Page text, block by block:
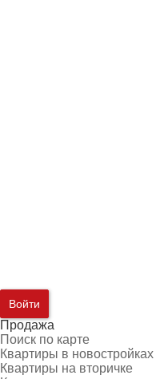
Войти
Продажа
Поиск по карте
Квартиры в новостройках
Квартиры на вторичке